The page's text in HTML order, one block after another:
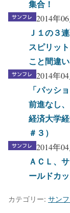
集合！
2014年
Ｊ１の３
スピリッ
こと間違
2014年
「パッシ
前進なし
経済大学
＃３）
2014年
ＡＣＬ、
ールドカ
カテゴリー: サン